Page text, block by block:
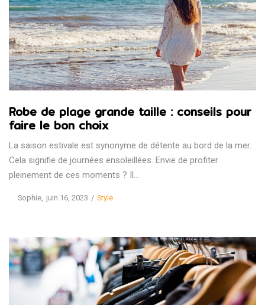
Robe de plage grande taille : conseils pour
faire le bon choix
La saison estivale est synonyme de détente au bord de la mer.
Cela signifie de journées ensoleillées. Envie de profiter
pleinement de ces moments ? Il…
bySophie Posted
juin 16, 2023
Posted
Style